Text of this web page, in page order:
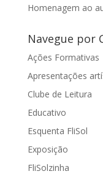
Homenagem ao
Navegue por
Ações Formativas
Apresentações
Clube de Leitura
Educativo
Esquenta FliSol
Exposição
FliSolzinha